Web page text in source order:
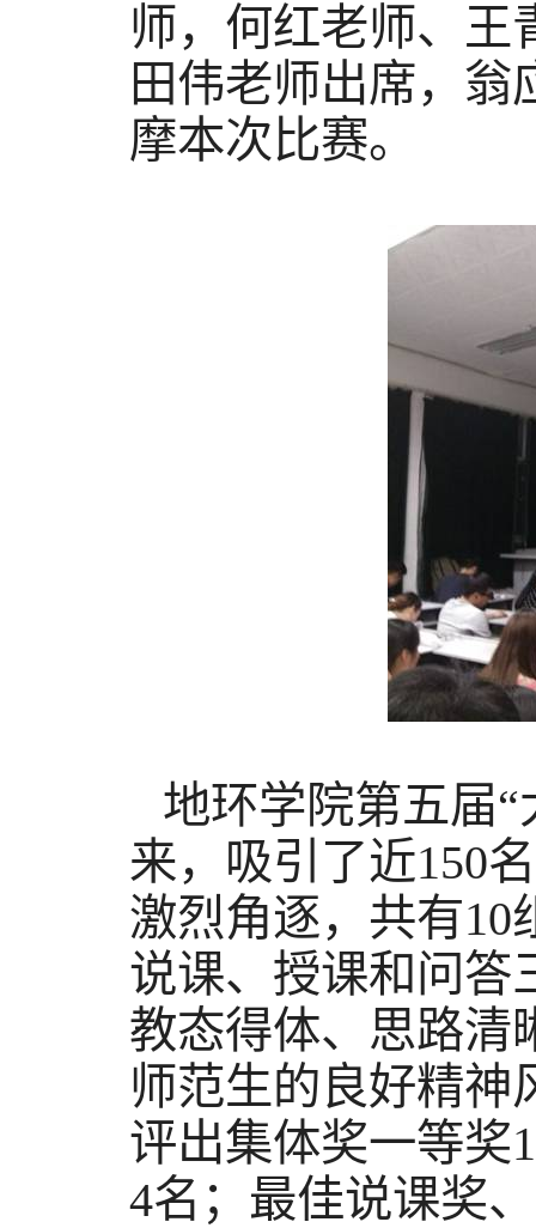
师，何红老师、王
田伟老师出席，翁
摩本次比赛。
地环学院第五届
来，吸引了近150
激烈角逐，共有10
说课、授课和问答
教态得体、思路清
师范生的良好精神
评出集体奖一等奖1
4名；最佳说课奖